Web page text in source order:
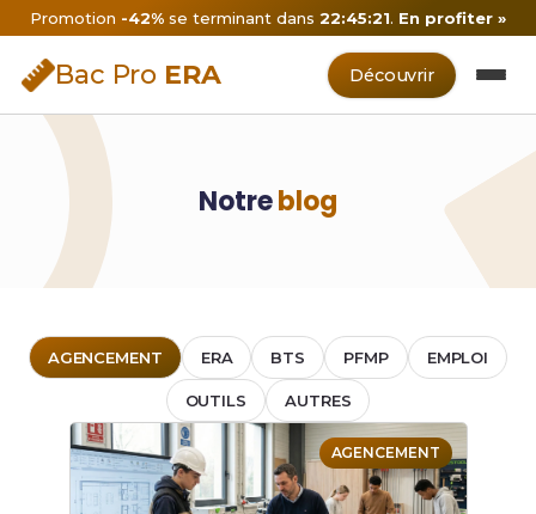
Promotion -42% se terminant dans 22:45:21. En profiter »
Bac Pro ERA Découvrir
Notreblog
AGENCEMENT ERA BTS PFMP EMPLOI
OUTILS AUTRES
AGENCEMENT